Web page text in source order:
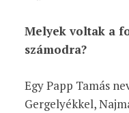
Melyek voltak a
számodra?
Egy Papp Tamás
Gergelyékkel,